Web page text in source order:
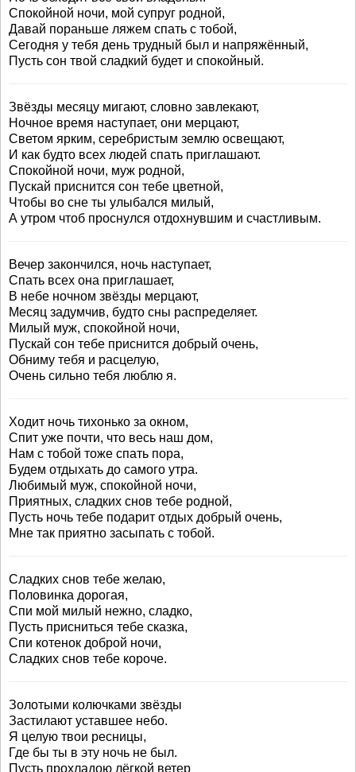
Спокойной ночи, мой супруг родной,
Давай пораньше ляжем спать с тобой,
Сегодня у тебя день трудный был и напряжённый,
Пусть сон твой сладкий будет и спокойный.
Звёзды месяцу мигают, словно завлекают,
Ночное время наступает, они мерцают,
Светом ярким, серебристым землю освещают,
И как будто всех людей спать приглашают.
Спокойной ночи, муж родной,
Пускай приснится сон тебе цветной,
Чтобы во сне ты улыбался милый,
А утром чтоб проснулся отдохнувшим и счастливым.
Вечер закончился, ночь наступает,
Спать всех она приглашает,
В небе ночном звёзды мерцают,
Месяц задумчив, будто сны распределяет.
Милый муж, спокойной ночи,
Пускай сон тебе приснится добрый очень,
Обниму тебя и расцелую,
Очень сильно тебя люблю я.
Ходит ночь тихонько за окном,
Спит уже почти, что весь наш дом,
Нам с тобой тоже спать пора,
Будем отдыхать до самого утра.
Любимый муж, спокойной ночи,
Приятных, сладких снов тебе родной,
Пусть ночь тебе подарит отдых добрый очень,
Мне так приятно засыпать с тобой.
Сладких снов тебе желаю,
Половинка дорогая,
Спи мой милый нежно, сладко,
Пусть присниться тебе сказка,
Спи котенок доброй ночи,
Сладких снов тебе короче.
Золотыми колючками звёзды
Застилают уставшее небо.
Я целую твои ресницы,
Где бы ты в эту ночь не был.
Пусть прохладою лёгкой ветер